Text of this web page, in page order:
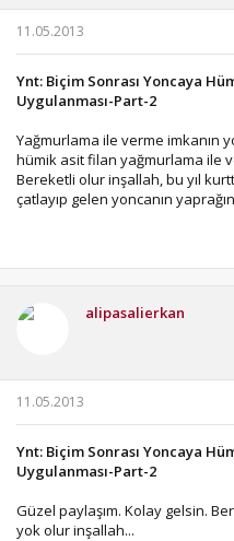
11.05.2013
Ynt: Biçim Sonrası Yoncaya
Uygulanması-Part-2
Yağmurlama ile verme imkanın
hümik asit filan yağmurlama ile
Bereketli olur inşallah, bu yıl
çatlayıp gelen yoncanın
alipasalierkan
11.05.2013
Ynt: Biçim Sonrası Yoncaya
Uygulanması-Part-2
Güzel paylaşım. Kolay gelsin.
yok olur inşallah...